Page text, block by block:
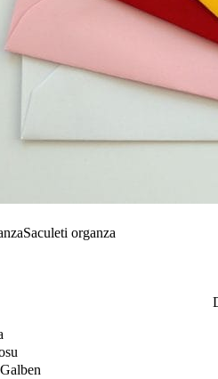
Saculeti organza